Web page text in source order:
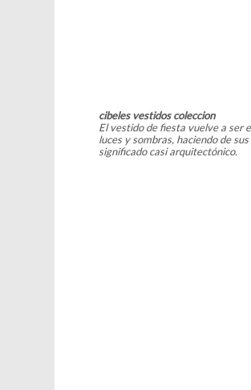
cibeles vestidos coleccion
El vestido de fiesta vuelve a ser
luces y sombras, haciendo de
significado casi arquitectónico.